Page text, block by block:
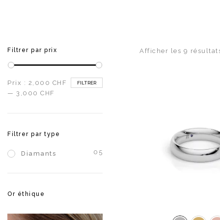
Afficher les 9
Filtrer par prix
Prix
Prix
FILTRER
Prix : 2,000 CHF
— 3,000 CHF
Filtrer par type
Diamants 05
Or éthique